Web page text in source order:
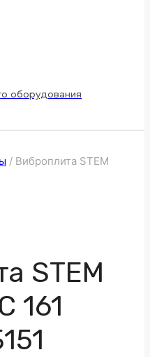
оборудования
/ Виброплита STEM
STEM
161